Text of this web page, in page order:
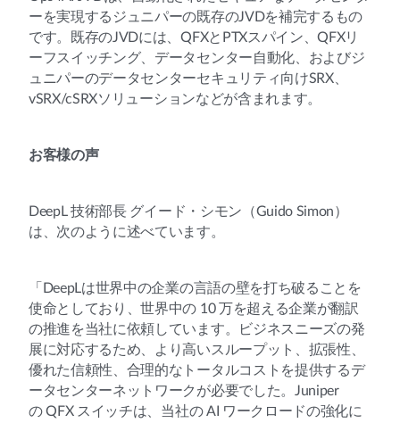
ーを実現するジュニパーの既存のJVDを補完するもの
です。既存のJVDには、QFXとPTXスパイン、QFXリ
ーフスイッチング、データセンター自動化、およびジ
ュニパーのデータセンターセキュリティ向けSRX、
vSRX/cSRXソリューションなどが含まれます。
お客様の声
DeepL 技術部長 グイード・シモン（Guido Simon）
は、次のように述べています。
「DeepLは世界中の企業の言語の壁を打ち破ることを
使命としており、世界中の 10 万を超える企業が翻訳
の推進を当社に依頼しています。ビジネスニーズの発
展に対応するため、より高いスループット、拡張性、
優れた信頼性、合理的なトータルコストを提供するデ
ータセンターネットワークが必要でした。Juniper
の QFX スイッチは、当社の AI ワークロードの強化に